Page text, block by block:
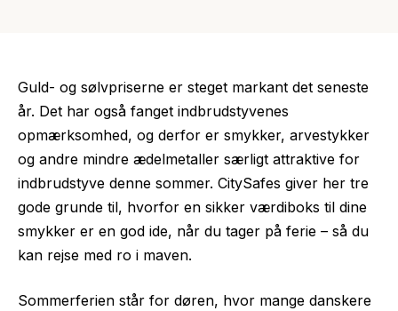
Guld- og sølvpriserne er steget markant det seneste
år. Det har også fanget indbrudstyvenes
opmærksomhed, og derfor er smykker, arvestykker
og andre mindre ædelmetaller særligt attraktive for
indbrudstyve denne sommer. CitySafes giver her tre
gode grunde til, hvorfor en sikker værdiboks til dine
smykker er en god ide, når du tager på ferie – så du
kan rejse med ro i maven.
Sommerferien står for døren, hvor mange danskere